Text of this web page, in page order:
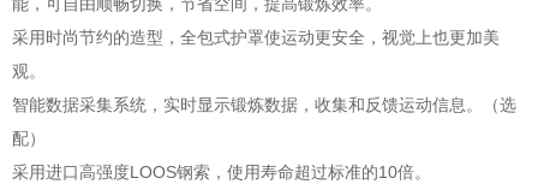
采用时尚节约的造型，全包式护罩使运动更安全，视觉上也更加美
观。
智能数据采集系统，实时显示锻炼数据，收集和反馈运动信息。（选
配）
采用进口高强度LOOS钢索，使用寿命超过标准的10倍。